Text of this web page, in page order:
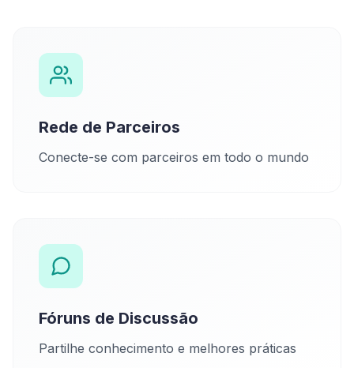
Rede de Parceiros
Conecte-se com parceiros em todo o mundo
Fóruns de Discussão
Partilhe conhecimento e melhores práticas